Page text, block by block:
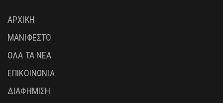
ΑΡΧΙΚΗ
ΜΑΝΙΦΕΣΤΟ
ΟΛΑ ΤΑ ΝΕΑ
ΕΠΙΚΟΙΝΩΝΙΑ
ΔΙΑΦΗΜΙΣΗ